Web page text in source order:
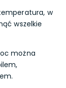
w
wszelkie
można